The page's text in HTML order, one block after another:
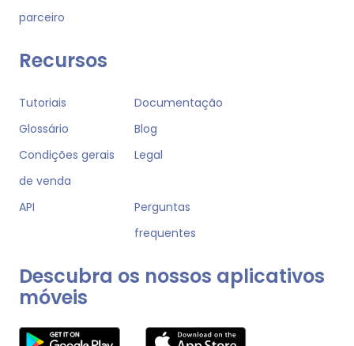
parceiro
Recursos
Tutoriais
Documentação
Glossário
Blog
Condições gerais
de venda
Legal
API
Perguntas
frequentes
Descubra os nossos aplicativos
móveis